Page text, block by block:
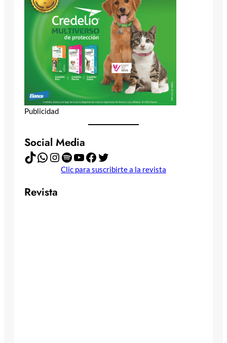
Publicidad
Social Media
TikTok WhatsApp Instagram Spotify YouTube Facebook Twitter
Clic para suscribirte a la revista
Revista